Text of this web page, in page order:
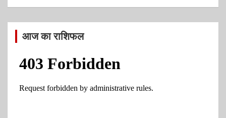
आज का राशिफल